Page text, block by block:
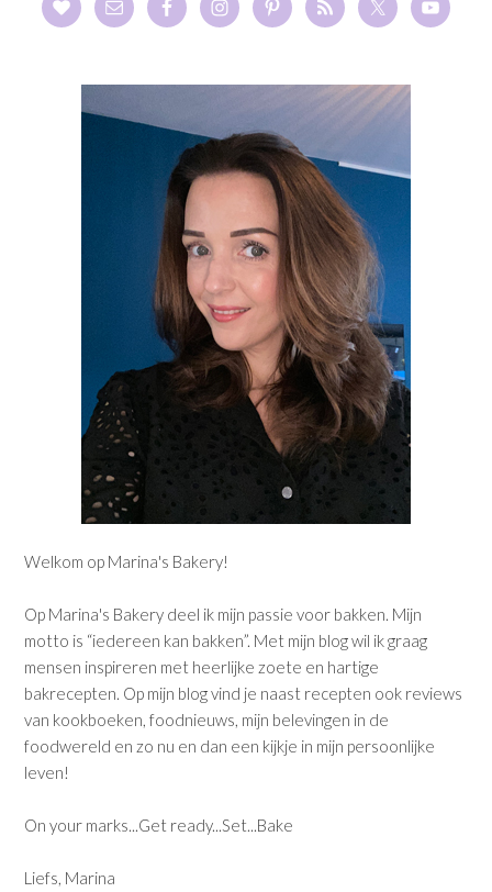
Welkom op Marina's Bakery!
Op Marina's Bakery deel ik mijn passie voor bakken. Mijn
motto is “iedereen kan bakken”. Met mijn blog wil ik graag
mensen inspireren met heerlijke zoete en hartige
bakrecepten. Op mijn blog vind je naast recepten ook reviews
van kookboeken, foodnieuws, mijn belevingen in de
foodwereld en zo nu en dan een kijkje in mijn persoonlijke
leven!
On your marks...Get ready...Set...Bake
Liefs, Marina